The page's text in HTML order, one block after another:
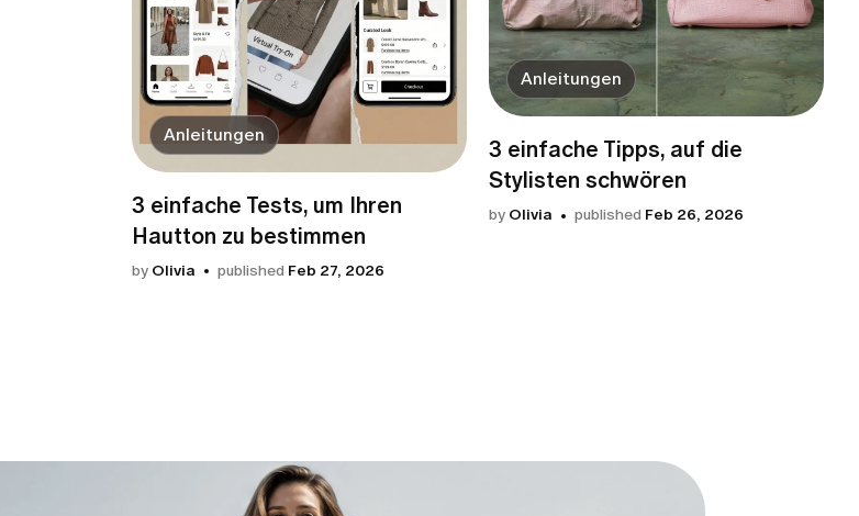
Anleitungen
3 einfache Tests, um Ihren
Hautton zu bestimmen
by Olivia published Feb 27, 2026
Anleitungen
3 einfache Tipps, auf die
Stylisten schwören
by Olivia published Feb 26, 2026